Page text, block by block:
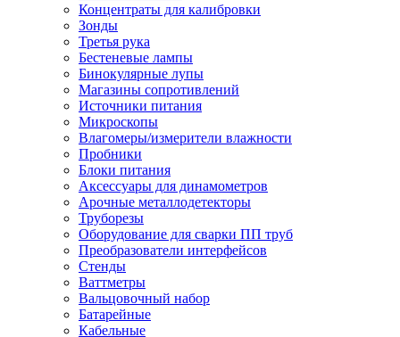
Концентраты для калибровки
Зонды
Третья рука
Бестеневые лампы
Бинокулярные лупы
Магазины сопротивлений
Источники питания
Микроскопы
Влагомеры/измерители влажности
Пробники
Блоки питания
Аксессуары для динамометров
Арочные металлодетекторы
Труборезы
Оборудование для сварки ПП труб
Преобразователи интерфейсов
Стенды
Ваттметры
Вальцовочный набор
Батарейные
Кабельные